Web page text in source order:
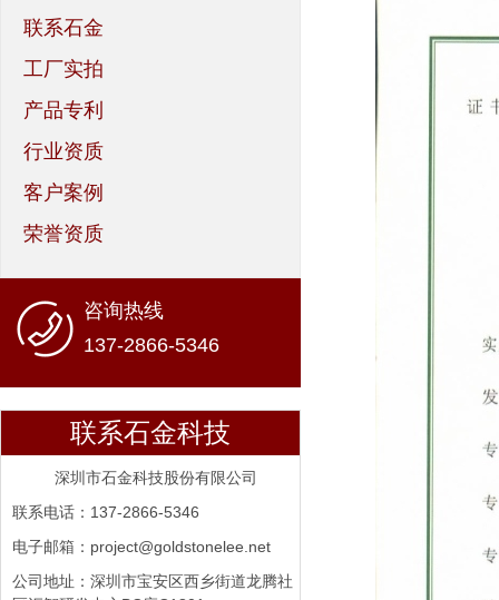
联系石金
工厂实拍
产品专利
行业资质
客户案例
荣誉资质
咨询热线
137-2866-5346
联系石金科技
深圳市石金科技股份有限公司
联系电话：137-2866-5346
电子邮箱：project@goldstonelee.net
公司地址：深圳市宝安区西乡街道龙腾社